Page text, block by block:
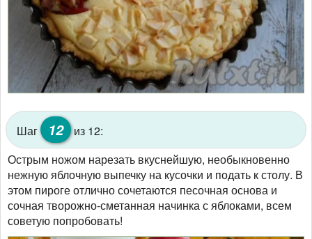
Шаг 12 из 12:
Острым ножом нарезать вкуснейшую, необыкновенно
нежную яблочную выпечку на кусочки и подать к столу. В
этом пироге отлично сочетаются песочная основа и
сочная творожно-сметанная начинка с яблоками, всем
советую попробовать!